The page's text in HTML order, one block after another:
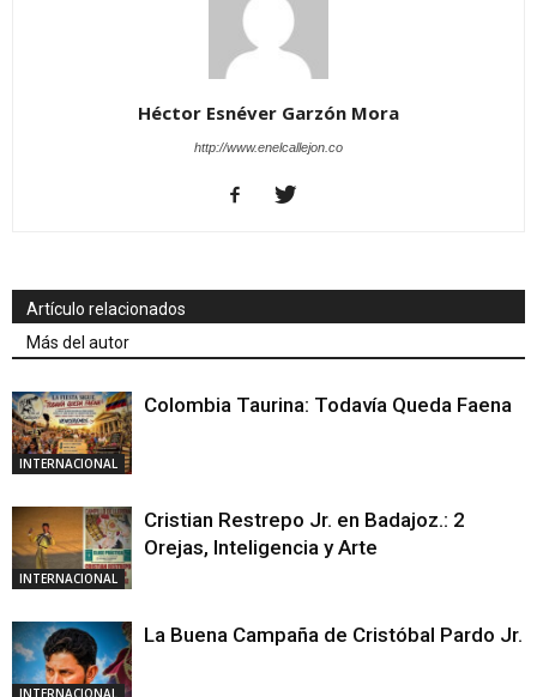
Héctor Esnéver Garzón Mora
http://www.enelcallejon.co
Artículo relacionados
Más del autor
INTERNACIONAL
Colombia Taurina: Todavía Queda Faena
INTERNACIONAL
Cristian Restrepo Jr. en Badajoz.: 2
Orejas, Inteligencia y Arte
INTERNACIONAL
La Buena Campaña de Cristóbal Pardo Jr.